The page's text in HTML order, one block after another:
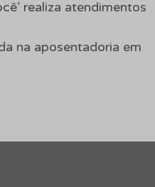
realiza atendimentos
na aposentadoria em